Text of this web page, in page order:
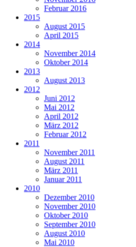
Februar 2016
2015
August 2015
April 2015
2014
November 2014
Oktober 2014
2013
August 2013
2012
Juni 2012
Mai 2012
April 2012
März 2012
Februar 2012
2011
November 2011
August 2011
März 2011
Januar 2011
2010
Dezember 2010
November 2010
Oktober 2010
September 2010
August 2010
Mai 2010